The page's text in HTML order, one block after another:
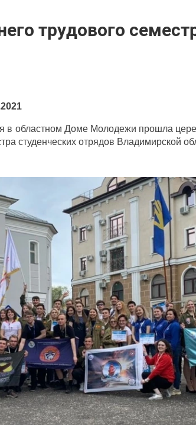
трудового
в областном Доме Молодежи прошла
студенческих отрядов Владимирской